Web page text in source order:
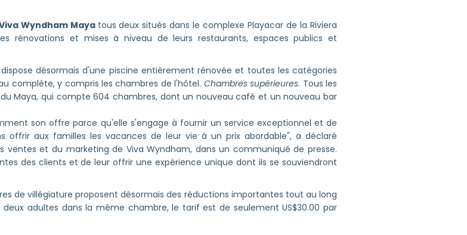
Wyndham Maya tous deux situés dans le complexe Playacar de la Riviera
rénovations et mises à niveau de leurs restaurants, espaces publics et
désormais d'une piscine entièrement rénovée et toutes les catégories
complète, y compris les chambres de l'hôtel. Chambres supérieures. Tous les
Maya, qui compte 604 chambres, dont un nouveau café et un nouveau bar
son offre parce qu'elle s'engage à fournir un service exceptionnel et de
offrir aux familles les vacances de leur vie à un prix abordable", a déclaré
ventes et du marketing de Viva Wyndham, dans un communiqué de presse.
des clients et de leur offrir une expérience unique dont ils se souviendront
de villégiature proposent désormais des réductions importantes tout au long
adultes dans la même chambre, le tarif est de seulement US$30.00 par